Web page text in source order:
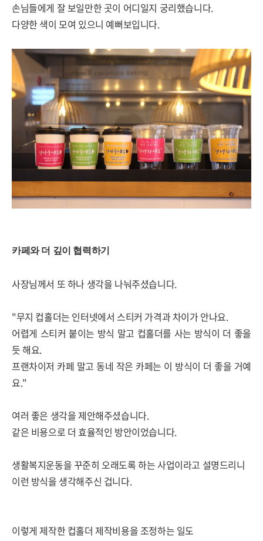
손님들에게 잘 보일만한 곳이 어디일지 궁리했습니다.
다양한 색이 모여 있으니 예뻐보입니다.
카페와 더 깊이 협력하기
사장님께서 또 하나 생각을 나눠주셨습니다.
"무지 컵홀더는 인터넷에서 스티커 가격과 차이가 안나요.
어렵게 스티커 붙이는 방식 말고 컵홀더를 사는 방식이 더 좋을
듯 해요.
프랜차이저 카페 말고 동네 작은 카페는 이 방식이 더 좋을 거예
요."
여러 좋은 생각을 제안해주셨습니다.
같은 비용으로 더 효율적인 방안이었습니다.
생활복지운동을 꾸준히 오래도록 하는 사업이라고 설명드리니
이런 방식을 생각해주신 겁니다.
이렇게 제작한 컵홀더 제작비용을 조정하는 일도